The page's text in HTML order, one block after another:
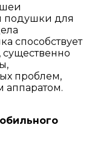
подушки для
способствует
проблем,
аппаратом.